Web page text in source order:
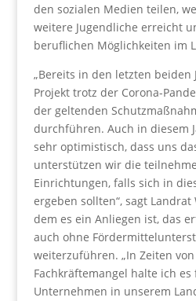
den sozialen Medien teilen,
weitere Jugendliche erreicht
beruflichen Möglichkeiten im
„Bereits in den letzten beiden
Projekt trotz der Corona-
der geltenden
durchführen. Auch in diesem
sehr optimistisch, dass uns
unterstützen wir die
Einrichtungen, falls sich in
ergeben sollten“, sagt
dem es ein Anliegen ist, das
auch ohne
weiterzuführen. „In Zeiten
Fachkräftemangel halte ich
Unternehmen in unserem